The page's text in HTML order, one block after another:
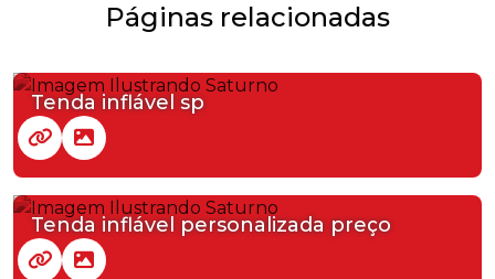
Páginas relacionadas
Tenda inflável sp
Tenda inflável personalizada preço